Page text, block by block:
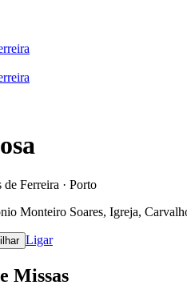
de Ferreira · Porto
Monteiro Soares, Igreja,
Ligar
Missas